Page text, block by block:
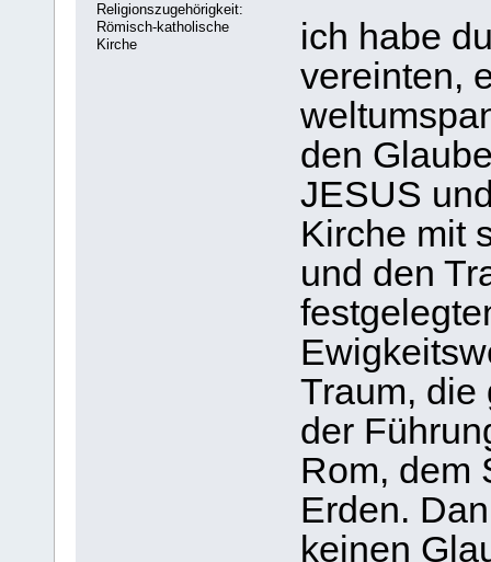
Religionszugehörigkeit:
Römisch-katholische
Kirche
ich habe
vereinten,
den
JESUS
Kirche mit
und den
Traum, die
der
Rom, dem
Erden.
keinen